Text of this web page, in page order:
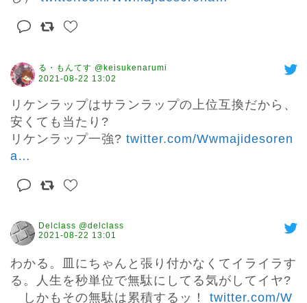
る・もんてす @keisukenarumi
2021-08-22 13:02
リケンラップはサランラップの上位互換だから、
安くても当たり?
リケンラップ一強? twitter.com/Wwmajidesoren
a…
Delclass @delclass
2021-08-22 13:01
わかる。皿にちゃんと張り付かなくてイライラす
る。人生を秒単位で無駄にしてる気がしてイヤ?
しかもその無駄は累積するッ！ twitter.com/W